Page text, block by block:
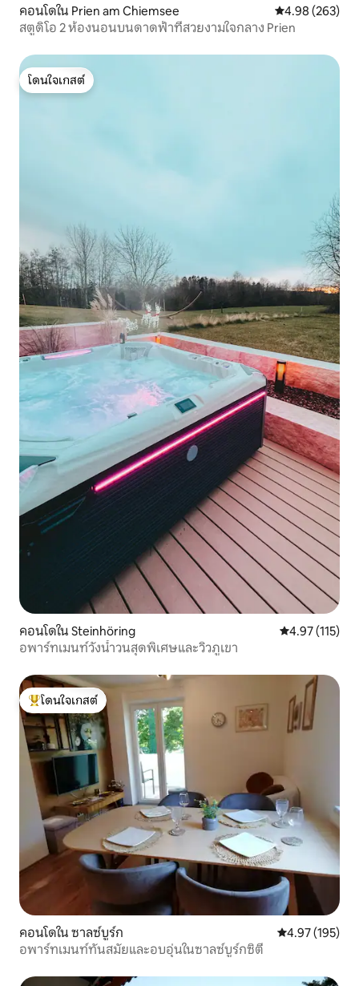
คอนโดใน Prien am Chiemsee คะแนนเฉลี่ย
4.98 (263)
สตูดิโอ 2 ห้องนอนบนดาดฟ้าที่สวยงามใจกลาง Prien
โดนใจเกสต์
โดนใจเกสต์
คอนโดใน Steinhöring คะแนนเฉลี่ย
4.97 (115)
อพาร์ทเมนท์วังน้ำวนสุดพิเศษและวิวภูเขา
โดนใจเกสต์ที่สุด
โดนใจเกสต์
คอนโดใน ซาลซ์บูร์ก คะแนนเฉลี่ย
4.97 (195)
อพาร์ทเมนท์ทันสมัยและอบอุ่นในซาลซ์บูร์กซิตี้